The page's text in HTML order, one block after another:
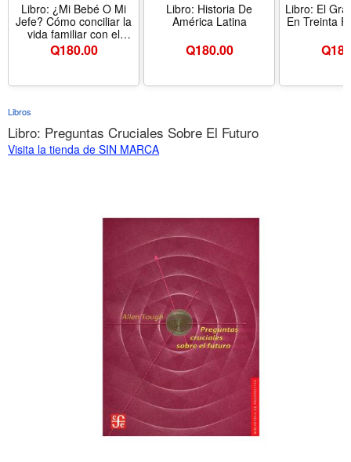
Libro: ¿Mi Bebé O Mi
Jefe? Cómo conciliar la
vida familiar con el
trabajo
Q180.00
Libro: Historia De
América Latina
Q180.00
Libro: El
En Treinta
Q
Libros
Libro: Preguntas Cruciales Sobre El Futuro
Visita la tienda de SIN MARCA